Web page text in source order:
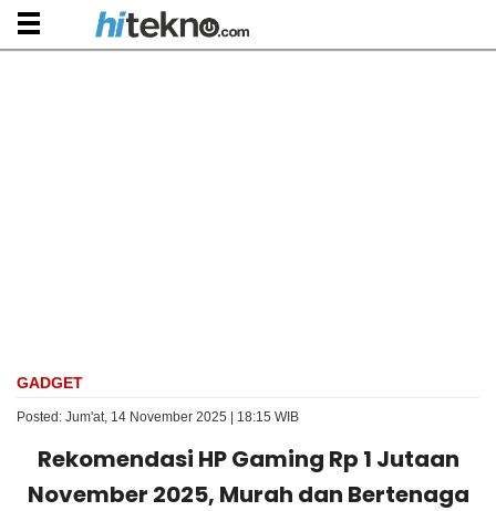
GADGET
Posted: Jum'at, 14 November 2025 | 18:15 WIB
Rekomendasi HP Gaming Rp 1 Jutaan
November 2025, Murah dan Bertenaga